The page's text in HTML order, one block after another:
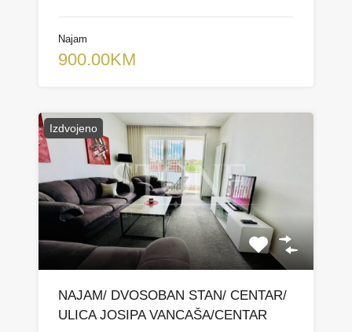
Najam
900.00KM
Izdvojeno
NAJAM/ DVOSOBAN STAN/ CENTAR/
ULICA JOSIPA VANCAŠA/CENTAR